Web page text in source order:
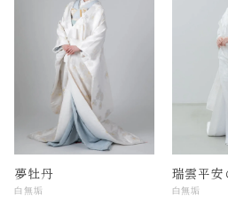
夢牡丹
白無垢
瑞雲平安
白無垢